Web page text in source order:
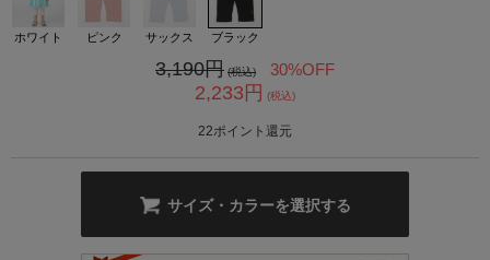
ホワイト ピンク サックス ブラック
3,190円 (税込) 30%OFF
2,233 円 (税込)
22ポイント還元
サイズ・カラーを選択する